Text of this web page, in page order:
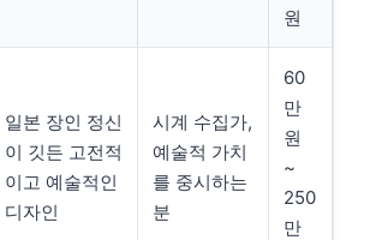
원
일본 장인 정신
이 깃든 고전적
이고 예술적인
디자인
시계 수집가,
예술적 가치
를 중시하는
분
60
만
원
~
250
만